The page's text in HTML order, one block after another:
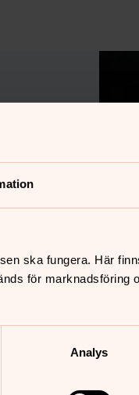
ska fungera. Här
för marknadsföring
Analys
till